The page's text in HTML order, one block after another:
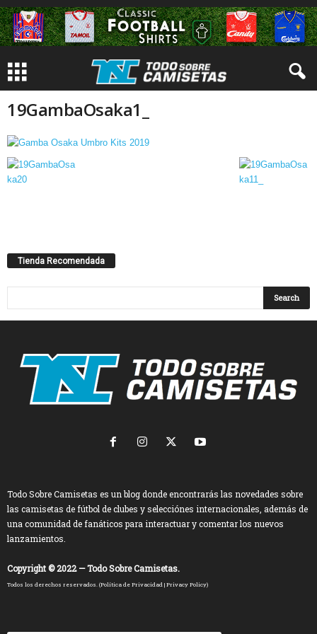
19GambaOsaka1_
Tienda Recomendada
Todo Sobre Camisetas es un blog donde encontrarás las novedades sobre
las camisetas de fútbol de clubes y selecciónes internacionales, además de
una comunidad de fanáticos para interactuar y comentar los nuevos
lanzamientos.
Copyright © 2022 — Todo Sobre Camisetas.
Todos los derechos reservados. (Política de Privacidad | Privacy Policy)